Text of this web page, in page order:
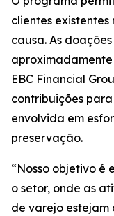
clientes
causa. As
aproximadamente
EBC Financial
contribuições
envolvida em
preservação.
“Nosso objetivo é
o setor, onde as
de varejo